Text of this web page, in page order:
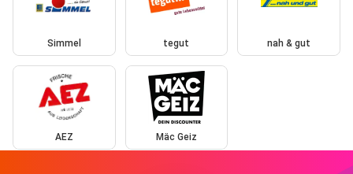
Simmel tegut nah & gut
AEZ Mäc Geiz